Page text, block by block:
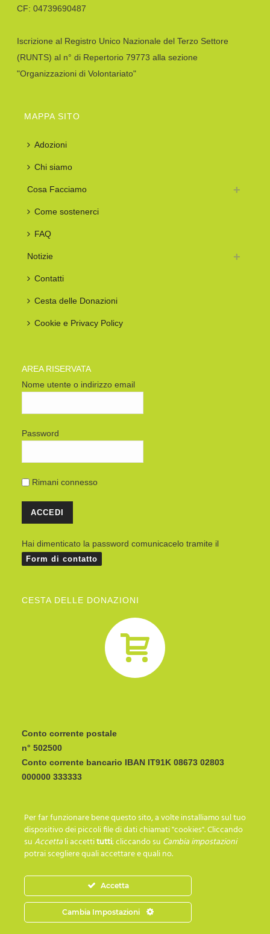
CF: 04739690487
Iscrizione al Registro Unico Nazionale del Terzo Settore
(RUNTS) al n° di Repertorio 79773 alla sezione
"Organizzazioni di Volontariato"
MAPPA SITO
Adozioni
Chi siamo
Cosa Facciamo
Come sostenerci
FAQ
Notizie
Contatti
Cesta delle Donazioni
Cookie e Privacy Policy
AREA RISERVATA
Nome utente o indirizzo email
Password
Rimani connesso
Hai dimenticato la password comunicacelo tramite il
Form di contatto
CESTA DELLE DONAZIONI
Conto corrente postale
n° 502500
Conto corrente bancario IBAN
I C R A I T R R I P 0
SEGUICI SU…
Per far funzionare bene questo sito, a volte installiamo sul tuo
dispositivo dei piccoli file di dati chiamati "cookies". Cliccando
suAccettali accettitutti; cliccando su Cambia impostazioni
potrai scegliere quali accettare e quali no.
Accetta
Cambia Impostazioni